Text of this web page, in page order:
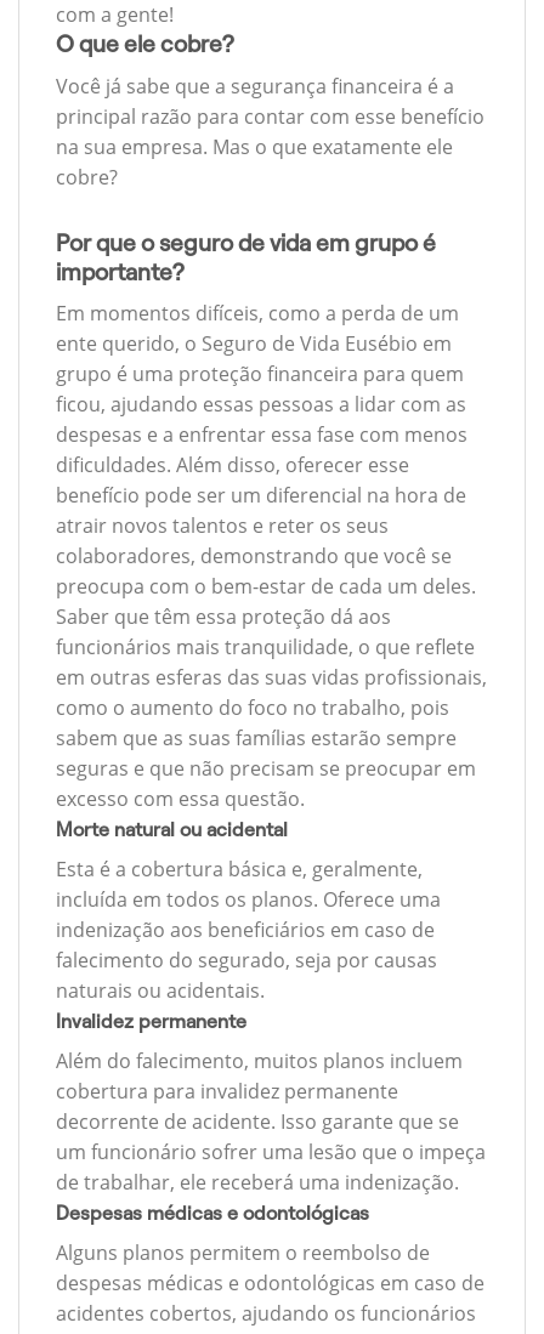
com a gente!
O que ele cobre?
Você já sabe que a segurança financeira é a
principal razão para contar com esse benefício
na sua empresa. Mas o que exatamente ele
cobre?
Por que o seguro de vida em grupo é
importante?
Em momentos difíceis, como a perda de um
ente querido, o Seguro de Vida Eusébio em
grupo é uma proteção financeira para quem
ficou, ajudando essas pessoas a lidar com as
despesas e a enfrentar essa fase com menos
dificuldades. Além disso, oferecer esse
benefício pode ser um diferencial na hora de
atrair novos talentos e reter os seus
colaboradores, demonstrando que você se
preocupa com o bem-estar de cada um deles.
Saber que têm essa proteção dá aos
funcionários mais tranquilidade, o que reflete
em outras esferas das suas vidas profissionais,
como o aumento do foco no trabalho, pois
sabem que as suas famílias estarão sempre
seguras e que não precisam se preocupar em
excesso com essa questão.
Morte natural ou acidental
Esta é a cobertura básica e, geralmente,
incluída em todos os planos. Oferece uma
indenização aos beneficiários em caso de
falecimento do segurado, seja por causas
naturais ou acidentais.
Invalidez permanente
Além do falecimento, muitos planos incluem
cobertura para invalidez permanente
decorrente de acidente. Isso garante que se
um funcionário sofrer uma lesão que o impeça
de trabalhar, ele receberá uma indenização.
Despesas médicas e odontológicas
Alguns planos permitem o reembolso de
despesas médicas e odontológicas em caso de
acidentes cobertos, ajudando os funcionários